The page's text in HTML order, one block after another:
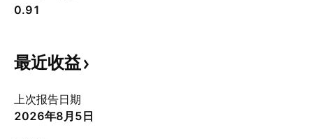
0.91
最近收益
上次报告日期
2026年8月5日